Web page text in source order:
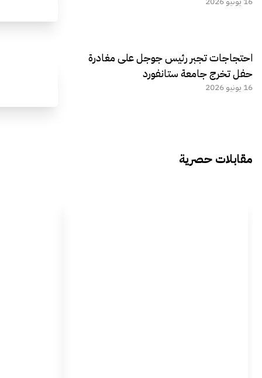
احتجاجات تجبر رئيس جوجل على مغادرة
حفل تخرج جامعة ستانفورد
16 يونيو 2026
مقابلات حصرية